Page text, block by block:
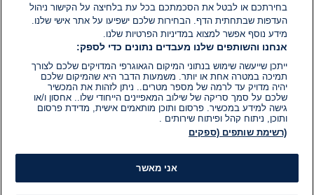
בחירתכם או לבטל את הסכמתכם בכל עת בלחיצה על הקישור ניהול
העדפות שבתחתית הדף. הבחירות שלכם ישפיעו על אתר אישי שלנו.
מידע נוסף אפשר למצוא במדיניות הפרטיות שלנו.
אנחנו והשותפים שלנו מעבדים נתונים כדי לספק:
ייתכן שייעשה שימוש בנתוני המיקום הגאוגרפי המדויקים שלכם לצורך
תמיכה במטרה אחת או יותר. משמעות הדבר היא שהמיקום שלכם
יהיה מדויק עד לרמה של מספר מטרים.. ניתן לזהות את המכשיר
שלכם על סמך סריקה של שילוב המאפיינים הייחודי שלו.. אחסון ו/או
גישה למידע במכשיר. פרסום ותוכן מותאמים אישית, מדידת פרסום
ותוכן, ניתוח קהל ופיתוח שירותים .
(רשימת שותפים (ספקים
אני מאשר